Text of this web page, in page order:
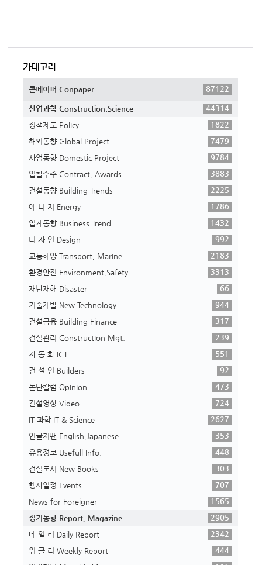
카테고리
콘페이퍼 Conpaper 87122
산업과학 Construction,Science
44314
정책제도 Policy
1822
해외동향 Global Project
7479
사업동향 Domestic Project
9784
입찰수주 Contract, Awards
3883
건설동향 Building Trends
2225
에 너 지 Energy
1786
업계동향 Business Trend
1432
디 자 인 Design
992
교통해양 Transport, Marine
2183
환경안전 Environment,Safety
3313
재난재해 Disaster
66
기술개발 New Technology
944
건설금융 Building Finance
317
건설관리 Construction Mgt.
239
자 동 화 ICT
551
건 설 인 Builders
92
논단칼럼 Opinion
473
건설영상 Video
724
IT 과학 IT & Science
2627
인글저팬 English,Japanese
353
유용정보 Usefull Info.
448
건설도서 New Books
303
행사일정 Events
707
News for Foreigner
1565
정기동향 Report, Magazine
2905
데 일 리 Daily Report
2342
위 클 리 Weekly Report
444